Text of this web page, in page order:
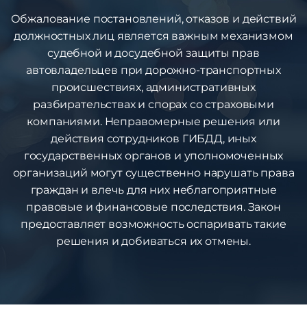
Обжалование постановлений, отказов и действий
должностных лиц является важным механизмом
судебной и досудебной защиты прав
автовладельцев при дорожно-транспортных
происшествиях, административных
разбирательствах и спорах со страховыми
компаниями. Неправомерные решения или
действия сотрудников ГИБДД, иных
государственных органов и уполномоченных
организаций могут существенно нарушать права
граждан и влечь для них неблагоприятные
правовые и финансовые последствия. Закон
предоставляет возможность оспаривать такие
решения и добиваться их отмены.